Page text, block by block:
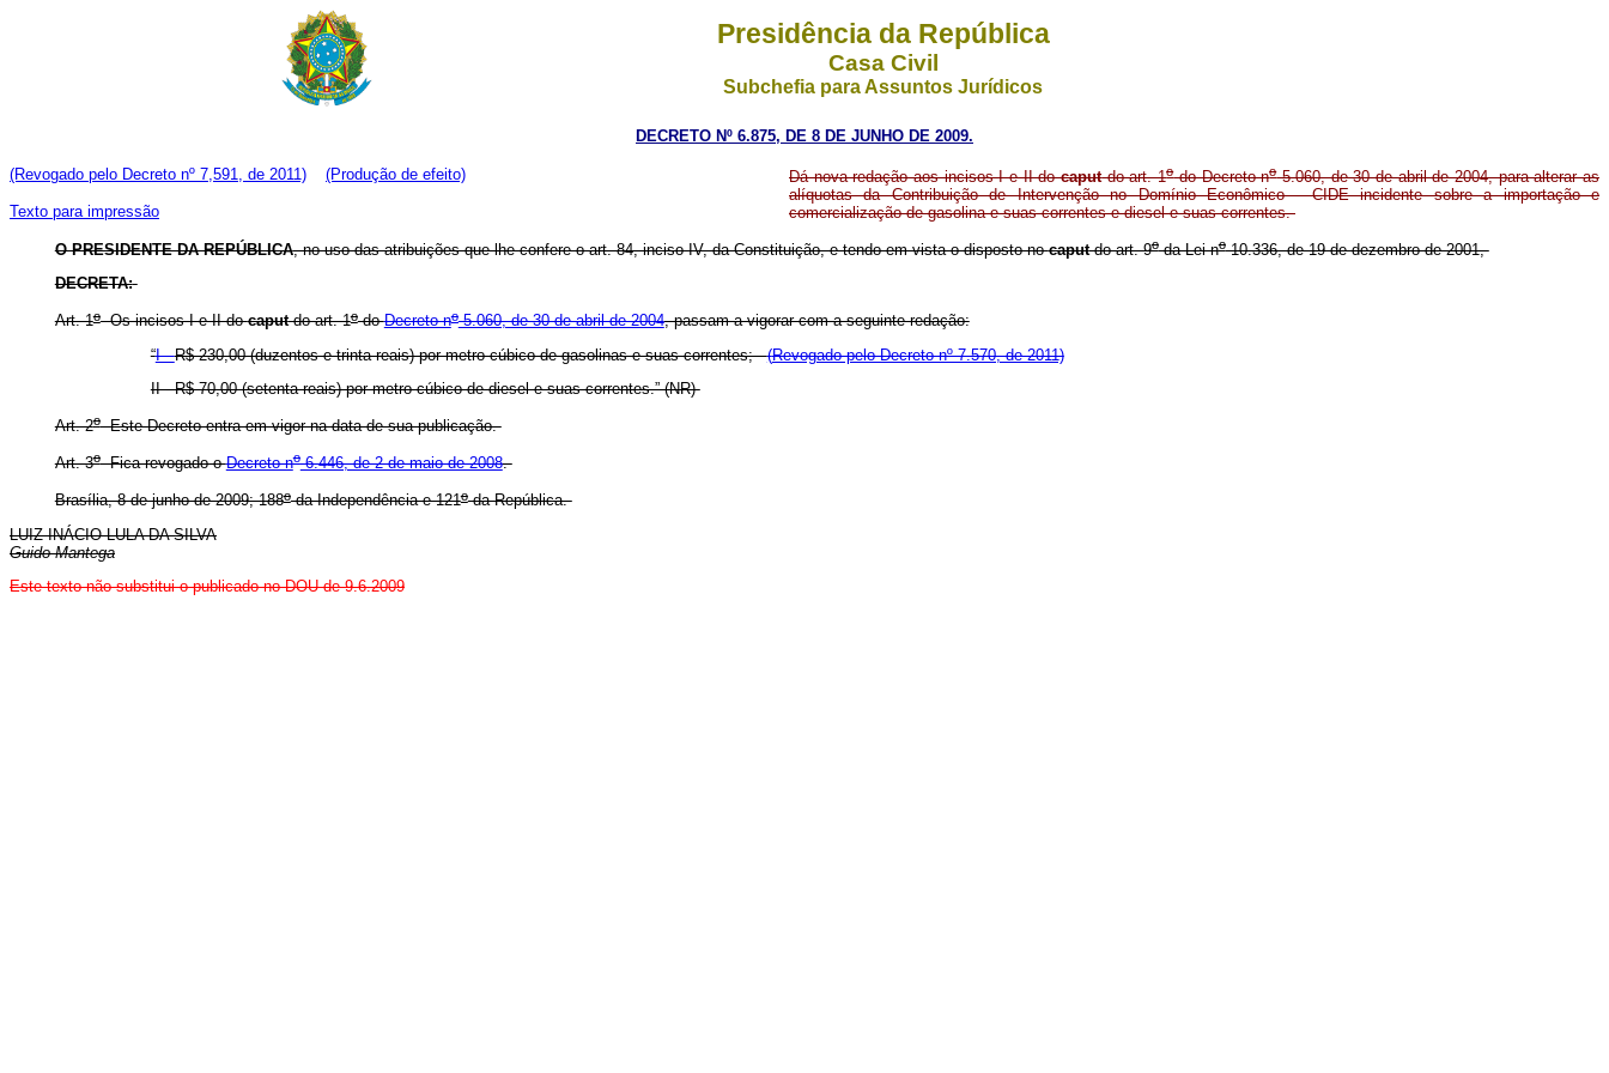
Presidência da República
Casa Civil
Subchefia para Assuntos Jurídicos
DECRETO Nº 6.875, DE 8 DE JUNHO DE 2009.
(Revogado pelo Decreto nº 7,591, de 2011) (Produção de efeito)
Texto para impressão
Dá nova redação aos incisos I e II docaputdo art. 1odo Decreto no5.060, de 30 de abril de 2004, para alterar as
alíquotas da Contribuição de Intervenção no Domínio Econômico - CIDE incidente sobre a importação e
comercialização de gasolina e suas correntes e diesel e suas correntes.
O PRESIDENTE DA REPÚBLICA, no uso das atribuições que lhe confere o art. 84, inciso IV, da Constituição, e tendo em vista o disposto nocaputdo art. 9oda Lei no10.336, de 19 de dezembro de 2001,
DECRETA:
Art. 1oOs incisos I e II docaputdo art. 1odoDecreto no5.060, de 30 de abril de 2004, passam a vigorar com a seguinte redação:
“I -R$ 230,00 (duzentos e trinta reais) por metro cúbico de gasolinas e suas correntes;(Revogado pelo Decreto nº 7.570, de 2011)
II - R$ 70,00 (setenta reais) por metro cúbico de diesel e suas correntes.” (NR)
Art. 2oEste Decreto entra em vigor na data de sua publicação.
Art. 3oFica revogado oDecreto no6.446, de 2 de maio de 2008.
Brasília, 8 de junho de 2009; 188oda Independência e 121oda República.
LUIZ INÁCIO LULA DA SILVA
Guido Mantega
Estetexto não substitui o publicado no DOU de 9.6.2009